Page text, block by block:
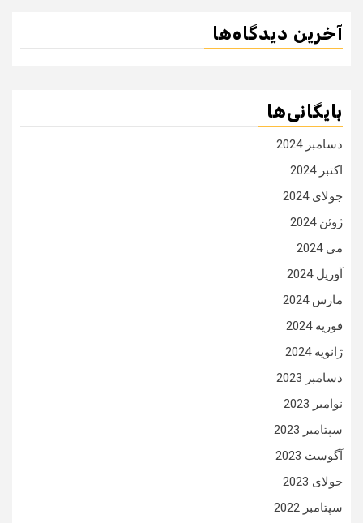
آخرین دیدگاه‌ها
بایگانی‌ها
دسامبر 2024
اکتبر 2024
جولای 2024
ژوئن 2024
می 2024
آوریل 2024
مارس 2024
فوریه 2024
ژانویه 2024
دسامبر 2023
نوامبر 2023
سپتامبر 2023
آگوست 2023
جولای 2023
سپتامبر 2022